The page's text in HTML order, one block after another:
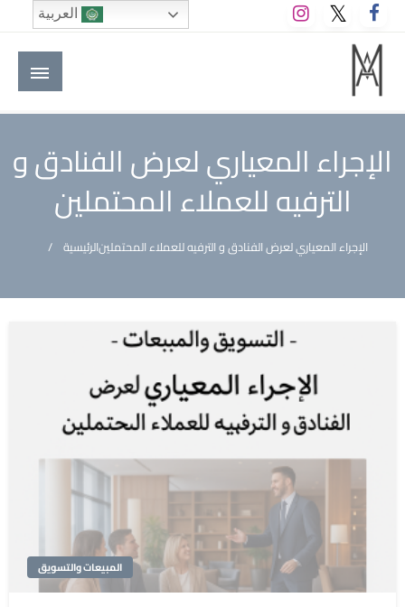
التخطي
إلى
المحتوى
M A hotels | إم ايه هوتيلز
الموقع الأول للعاملين في الفنادق في العالم العربي
الإجراء المعياري لعرض الفنادق و
الترفيه للعملاء المحتملين
الرئيسيةالإجراء المعياري لعرض الفنادق و الترفيه للعملاء المحتملين
المبيعات والتسويق
العربية